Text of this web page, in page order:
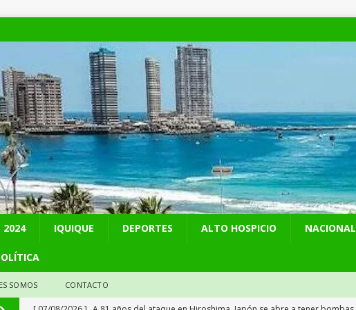
2024 IQUIQUE DEPORTES ALTO HOSPICIO NACIONAL
SOMOS CONTACTO